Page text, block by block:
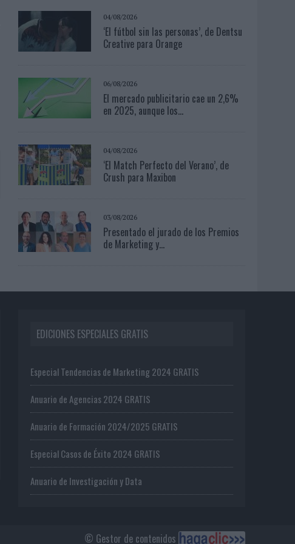
04/08/2026
‘El fútbol sin las personas’, de Dentsu
Creative para Orange
06/08/2026
El mercado publicitario cae un 2,6%
en 2025, aunque los...
04/08/2026
‘El Match Perfecto del Verano’, de
Crush para Maxibon
03/08/2026
Presentado el jurado de los Premios
de Marketing y...
EDICIONES ESPECIALES GRATIS
Especial Tendencias de Marketing 2024 GRATIS
Anuario de Agencias 2024 GRATIS
Anuario de Formación 2024/2025 GRATIS
Especial Casos de Éxito 2024 GRATIS
Anuario de Investigación y Data
© Gestor de contenidos